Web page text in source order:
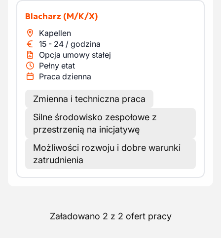
Blacharz (M/K/X)
Kapellen
15 - 24 / godzina
Opcja umowy stałej
Pełny etat
Praca dzienna
Zmienna i techniczna praca
Silne środowisko zespołowe z
przestrzenią na inicjatywę
Możliwości rozwoju i dobre warunki
zatrudnienia
Załadowano 2 z 2 ofert pracy